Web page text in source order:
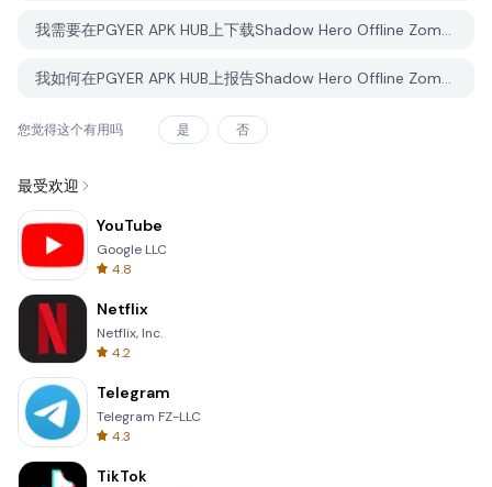
我需要在PGYER APK HUB上下载Shadow Hero Offline Zombie War时需要账户吗？
我如何在PGYER APK HUB上报告Shadow Hero Offline Zombie War的问题？
您觉得这个有用吗 是 否
最受欢迎
YouTube
Google LLC
4.8
Netflix
Netflix, Inc.
4.2
Telegram
Telegram FZ-LLC
4.3
TikTok